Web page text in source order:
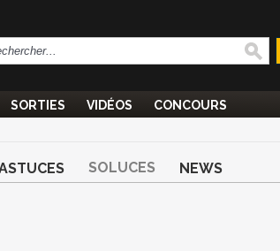
SORTIES VIDÉOS CONCOURS
SOLUCES NEWS